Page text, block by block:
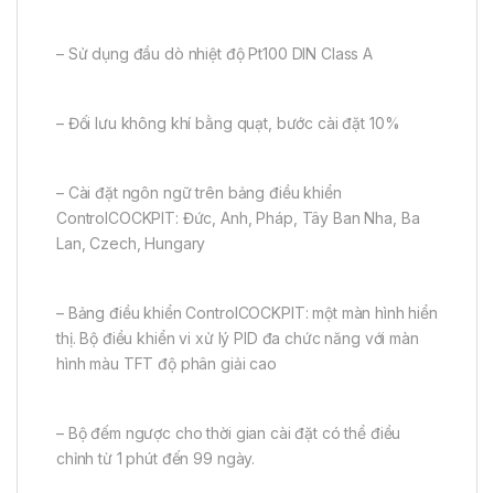
– Sử dụng đầu dò nhiệt độ Pt100 DIN Class A
– Đối lưu không khí bằng quạt, bước cài đặt 10%
– Cài đặt ngôn ngữ trên bảng điều khiển
ControlCOCKPIT: Đức, Anh, Pháp, Tây Ban Nha, Ba
Lan, Czech, Hungary
– Bảng điều khiển ControlCOCKPIT: một màn hình hiển
thị. Bộ điều khiển vi xử lý PID đa chức năng với màn
hình màu TFT độ phân giải cao
– Bộ đếm ngược cho thời gian cài đặt có thể điều
chỉnh từ 1 phút đến 99 ngày.